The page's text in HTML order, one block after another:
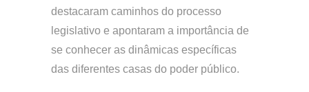
destacaram caminhos do processo
legislativo e apontaram a importância de
se conhecer as dinâmicas específicas
das diferentes casas do poder público.